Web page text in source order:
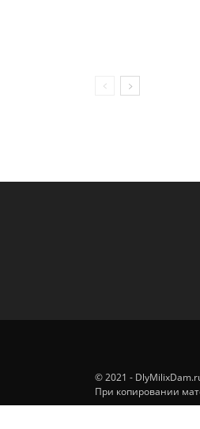
© 2021 -
При копировании